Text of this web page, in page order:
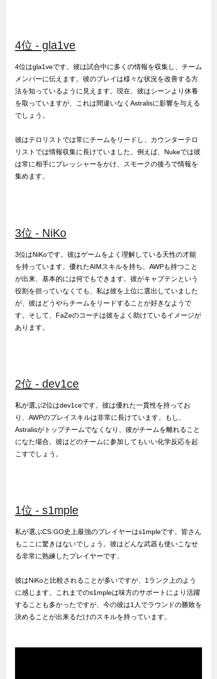
4位 - gla1ve
4位はgla1veです。彼は試合中に多くの情報を収集し、チーム
メンバーに伝えます。彼のプレイは様々な状況を改善する方
法を知っているように見えます。現在、彼はシーンより休養
を取っていますが、これは間違いなくAstralisに影響を与える
でしょう。
彼はテロリストでは常にチームをリードし、カウンターテロ
リストでは情報収集に長けていました。例えば、Nukeでは彼
は常に相手にプレッシャーをかけ、スモークの後ろで情報を
集めます。
3位 - NiKo
3位はNiKoです。彼はゲームをよく理解している天性の才能
を持っています。優れたAIMスキルを持ち、AWPも持つこと
が出来、基本的には何でもできます。彼がキャプテンという
役割を担っていなくても、私は彼を上位に選出していました
が、彼はどうやらチームをリードすることが好きなようで
す。そして、FaZeのコーチは彼をよく助けているイメージが
あります。
2位 - dev1ce
私が選ぶ2位はdev1ceです。彼は優れた一貫性を持ってお
り、AWPのプレイスキルは非常に長けています。もし、
Astralisがトップチームでなくなり、彼がチームを離れること
になた場合、彼はどのチームに参加してもいい化学反応を起
こすでしょう。
1位 - s1mple
私が選ぶCS:GO史上最強のプレイヤーはs1mpleです。皆さん
もここに驚きはないでしょう。彼はどんな武器も使いこなせ
る非常に熟練したプレイヤーです。
彼はNiKoと比較されることが多いですが、1ランク上のよう
に感じます。これまでのs1mpleは味方のサポートにより活躍
することも多かったですが、今の彼は1人でラウンドの勝敗を
決めることが出来るだけのスキルを持っています。